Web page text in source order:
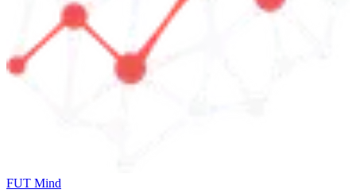
FUT Mind